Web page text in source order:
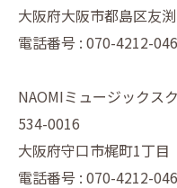
大阪府大阪市都島区友
電話番号 : 070-4212-
NAOMIミュージックス
534-0016
大阪府守口市梶町1丁目
電話番号 : 070-4212-